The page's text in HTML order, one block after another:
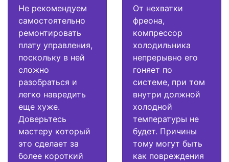
Не рекомендуем
самостоятельно
ремонтировать
плату управления,
поскольку в ней
сложно
разобраться и
легко навредить
еще хуже.
Доверьтесь
мастеру который
это сделает за
более короткий
От нехватки
фреона,
компрессор
холодильника
непрерывно его
гоняет по
системе, при том
внутри должной
холодной
температуры не
будет. Причины
тому могут быть
как повреждения